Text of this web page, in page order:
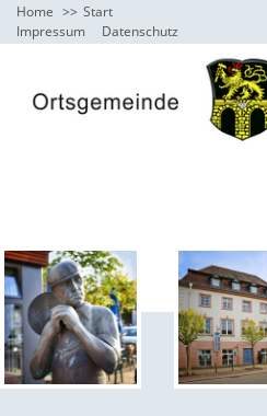
Home
Start
Impressum
Datenschutz